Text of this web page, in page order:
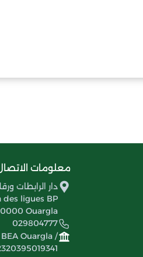
معلومات
دار الرابطات
des ligues BP
Ouargla
029804777
Ouargla /